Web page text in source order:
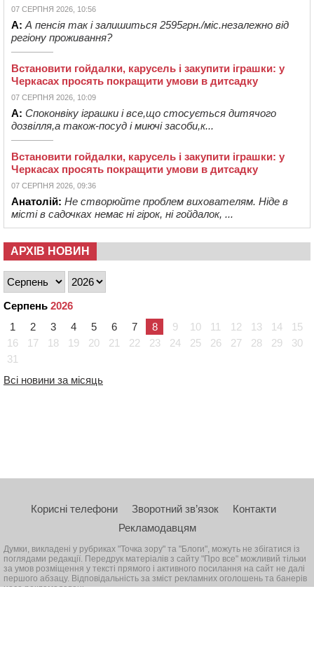
07 СЕРПНЯ 2026, 10:56
А: А пенсія так і залишиться 2595грн./міс.незалежно від
регіону проживання?
Встановити гойдалки, карусель і закупити іграшки: у
Черкасах просять покращити умови в дитсадку
07 СЕРПНЯ 2026, 10:09
А: Споконвіку іграшки і все,що стосується дитячого
дозвілля,а також-посуд і миючі засоби,к...
Встановити гойдалки, карусель і закупити іграшки: у
Черкасах просять покращити умови в дитсадку
07 СЕРПНЯ 2026, 09:36
Анатолій: Не створюйте проблем вихователям. Ніде в
місті в садочках немає ні гірок, ні гойдалок, ...
АРХІВ НОВИН
Серпень 2026
1
2 3 4 5 6 7 8 9 10 11 12 13 14
15
16
17 18 19 20 21 22 23 24 25 26 27 28 29
30
31
Всі новини за місяць
Корисні телефони Зворотний зв’язок
Контакти
Рекламодавцям
Думки, викладені у рубриках "Точка зору" та "Блоги", можуть не збігатися із
поглядами редакції. Передрук матеріалів з сайту "Про все" можливий тільки
за умов розміщення у тексті прямого і активного посилання на сайт не далі
першого абзацу. Відповідальність за зміст рекламних оголошень та банерів
несе рекламодавець